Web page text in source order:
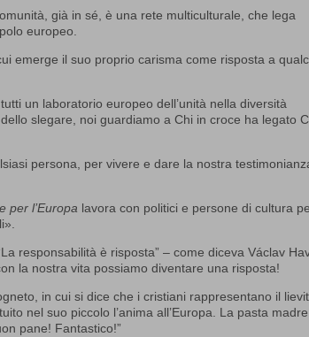
già in sé, è una rete multiculturale, che lega
europeo.
emerge il suo proprio carisma come risposta a
un laboratorio europeo dell’unità nella diversità
slegare, noi guardiamo a Chi in croce ha legato
persona, per vivere e dare la nostra
per l’Europa lavora con politici e persone di cultura
responsabilità è risposta” – come diceva Václav
la nostra vita possiamo diventare una risposta!
in cui si dice che i cristiani rappresentano il
nel suo piccolo l’anima all’Europa. La pasta
pane! Fantastico!”